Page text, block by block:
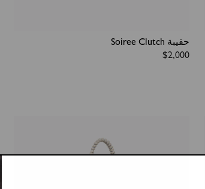
حقيبة Soiree Clutch
Regular
$2,000